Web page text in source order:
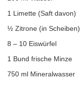
1 Limette (Saft davon)
½ Zitrone (in Scheiben)
8 – 10 Eiswürfel
1 Bund frische Minze
750 ml Mineralwasser